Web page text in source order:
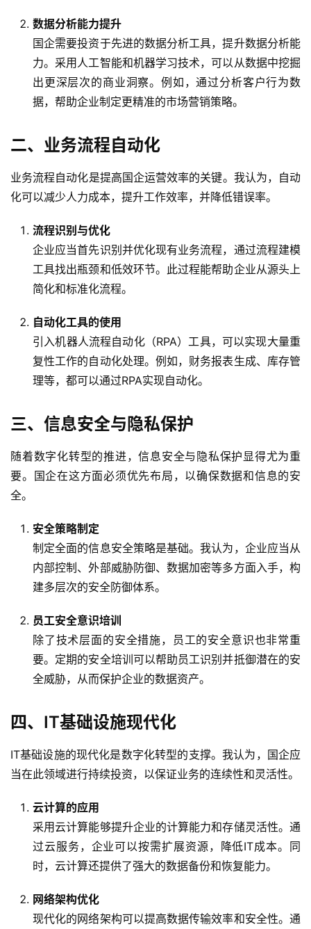
数据分析能力提升
国企需要投资于先进的数据分析工具，提升数据分析能
力。采用人工智能和机器学习技术，可以从数据中挖掘
出更深层次的商业洞察。例如，通过分析客户行为数
据，帮助企业制定更精准的市场营销策略。
二、业务流程自动化
业务流程自动化是提高国企运营效率的关键。我认为，自动
化可以减少人力成本，提升工作效率，并降低错误率。
流程识别与优化
企业应当首先识别并优化现有业务流程，通过流程建模
工具找出瓶颈和低效环节。此过程能帮助企业从源头上
简化和标准化流程。
自动化工具的使用
引入机器人流程自动化（RPA）工具，可以实现大量重
复性工作的自动化处理。例如，财务报表生成、库存管
理等，都可以通过RPA实现自动化。
三、信息安全与隐私保护
随着数字化转型的推进，信息安全与隐私保护显得尤为重
要。国企在这方面必须优先布局，以确保数据和信息的安
全。
安全策略制定
制定全面的信息安全策略是基础。我认为，企业应当从
内部控制、外部威胁防御、数据加密等多方面入手，构
建多层次的安全防御体系。
员工安全意识培训
除了技术层面的安全措施，员工的安全意识也非常重
要。定期的安全培训可以帮助员工识别并抵御潜在的安
全威胁，从而保护企业的数据资产。
四、IT基础设施现代化
IT基础设施的现代化是数字化转型的支撑。我认为，国企应
当在此领域进行持续投资，以保证业务的连续性和灵活性。
云计算的应用
采用云计算能够提升企业的计算能力和存储灵活性。通
过云服务，企业可以按需扩展资源，降低IT成本。同
时，云计算还提供了强大的数据备份和恢复能力。
网络架构优化
现代化的网络架构可以提高数据传输效率和安全性。通